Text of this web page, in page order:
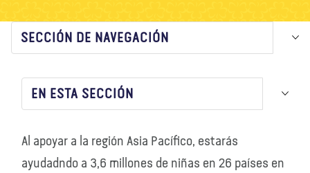
SECCIÓN DE NAVEGACIÓN
EN ESTA SECCIÓN
Al apoyar a la región Asia Pacífico, estarás
ayudadndo a 3,6 millones de niñas en 26 países en